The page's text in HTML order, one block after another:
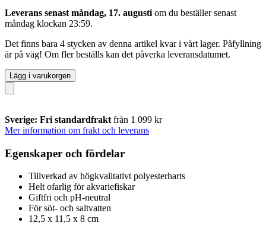
Leverans senast måndag, 17. augusti om du beställer senast
måndag klockan 23:59.
Det finns bara 4 stycken av denna artikel kvar i vårt lager. Påfyllning
är på väg! Om fler beställs kan det påverka leveransdatumet.
Lägg i varukorgen
Sverige: Fri standardfrakt från 1 099 kr
Mer information om frakt och leverans
Egenskaper och fördelar
Tillverkad av högkvalitativt polyesterharts
Helt ofarlig för akvariefiskar
Giftfri och pH-neutral
För söt- och saltvatten
12,5 x 11,5 x 8 cm